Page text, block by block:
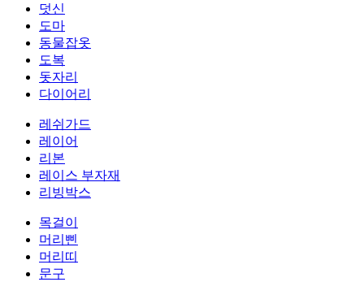
덧신
도마
동물잡옷
도복
돗자리
다이어리
레쉬가드
레이어
리본
레이스 부자재
리빙박스
목걸이
머리삔
머리띠
문구